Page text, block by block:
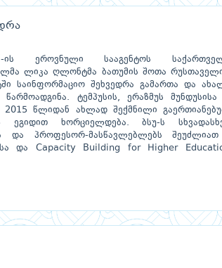
ის ეროვნული სააგენტოს
ლიკა ღლონტმა ბათუმის შოთა
საინფორმაციო შეხვედრა გამართა და
წარმოადგინა. ტემპუსის, ერაზმუს
2015 წლიდან ახლად შექმნილი
ეგიდით ხორციელდება. ბსუ-ს
და პროფესორ-მასწავლებლებს
და Capacity Building for Higher